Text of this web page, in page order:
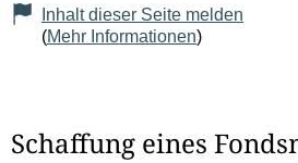
Inhalt dieser Seite melden
(Mehr Informationen)
Schaffung eines